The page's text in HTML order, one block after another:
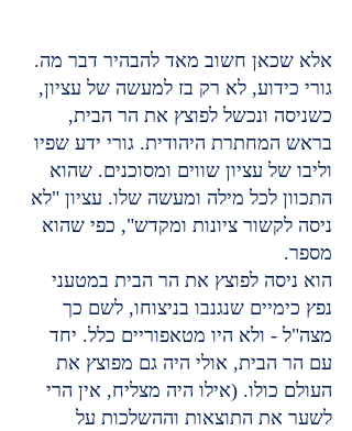
אלא שכאן חשוב מאד להבהיר דבר מה.
גורי כידוע, לא רק בז למעשה של עציון,
כשניסה ונכשל לפוצץ את הר הבית,
בראש המחתרת היהודית. גורי ידע שפיו
וליבו של עציון שווים ומסוכנים. שהוא
התכוון לכל מילה ומעשה שלו. עציון "לא
ניסה לקשור ציונות ומקדש", כפי שהוא
מספר.
הוא ניסה לפוצץ את הר הבית במטעני
נפץ כימיים שנגנבו בניצוחו, לשם כך
מצה"ל - ולא היו מטאפוריים כלל. יחד
עם הר הבית, אולי היה גם מפוצץ את
העולם כולו. (אילו היה מצליח, אין הרי
לשער את התוצאות וההשלכות על